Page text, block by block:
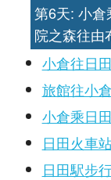
第6天: 小
院之森往由
小倉往日
旅館往小
小倉乘日
日田火車
日田駅步